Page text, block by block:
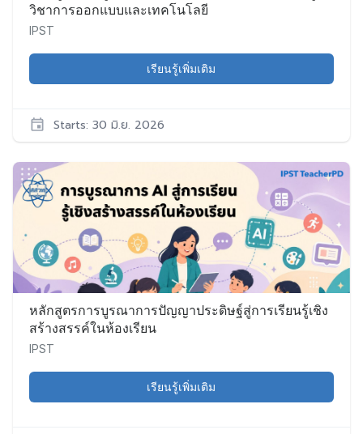
วิชาการออกแบบและเทคโนโลยี
IPST
เรียนรู้เพิ่มเติม
Starts: 30 มิ.ย. 2026
IPST
DT011
เริ่ม:
30
มิ.ย.
2026
หลักสูตรการบูรณาการปัญญาประดิษฐ์สู่การเรียนรู้เชิง
สร้างสรรค์ในห้องเรียน
IPST
เรียนรู้เพิ่มเติม